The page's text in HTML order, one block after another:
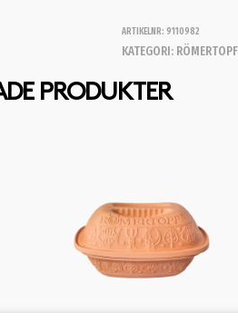
ARTIKELNR:9110982
KATEGORI: RÖMERTOPF
PRODUKTER